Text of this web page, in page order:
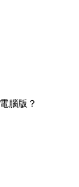
腦版？